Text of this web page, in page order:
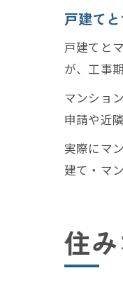
戸建て
戸建てと
が、工事
マンショ
申請や近
実際にマ
建て・マ
住